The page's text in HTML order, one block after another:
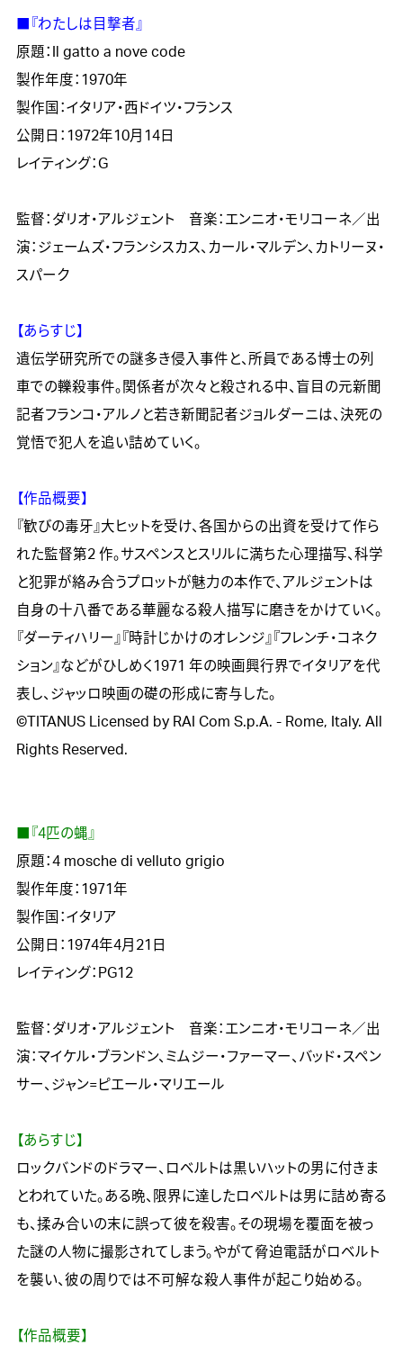
■『わたしは目撃者』
原題：Il gatto a nove code
製作年度：1970年
製作国：イタリア・西ドイツ・フランス
公開日：1972年10月14日
レイティング：G
監督：ダリオ・アルジェント　音楽：エンニオ・モリコーネ／出
演：ジェームズ・フランシスカス、カール・マルデン、カトリーヌ・
スパーク
【あらすじ】
遺伝学研究所での謎多き侵入事件と、所員である博士の列
車での轢殺事件。関係者が次々と殺される中、盲目の元新聞
記者フランコ・アルノと若き新聞記者ジョルダーニは、決死の
覚悟で犯人を追い詰めていく。
【作品概要】
『歓びの毒牙』大ヒットを受け、各国からの出資を受けて作ら
れた監督第2 作。サスペンスとスリルに満ちた心理描写、科学
と犯罪が絡み合うプロットが魅力の本作で、アルジェントは
自身の十八番である華麗なる殺人描写に磨きをかけていく。
『ダーティハリー』『時計じかけのオレンジ』『フレンチ・コネク
ション』などがひしめく1971 年の映画興行界でイタリアを代
表し、ジャッロ映画の礎の形成に寄与した。
©TITANUS Licensed by RAI Com S.p.A. - Rome, Italy. All
Rights Reserved.
■『4匹の蝿』
原題：4 mosche di velluto grigio
製作年度：1971年
製作国：イタリア
公開日：1974年4月21日
レイティング：PG12
監督：ダリオ・アルジェント　音楽：エンニオ・モリコーネ／出
演：マイケル・ブランドン、ミムジー・ファーマー、バッド・スペン
サー、ジャン=ピエール・マリエール
【あらすじ】
ロックバンドのドラマー、ロベルトは黒いハットの男に付きま
とわれていた。ある晩、限界に達したロベルトは男に詰め寄る
も、揉み合いの末に誤って彼を殺害。その現場を覆面を被っ
た謎の人物に撮影されてしまう。やがて脅迫電話がロベルト
を襲い、彼の周りでは不可解な殺人事件が起こり始める。
【作品概要】